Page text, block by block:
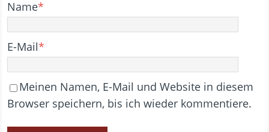
Name*
E-Mail*
Meinen Namen, E-Mail und Website in diesem
Browser speichern, bis ich wieder kommentiere.